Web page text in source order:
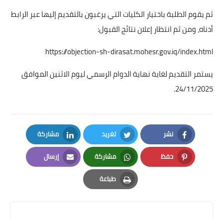
ثم يقوم الطلبة باختيار الكليات التي يرغبون بالتقديم إليها عبر الرابط
أدناه، ومن ثم انتظار إعلان نتائج القبول:
https://objection-sh-dirasat.mohesr.gov.iq/index.html
يستمر التقديم لغاية نهاية الدوام الرسمي ليوم الاثنين الموافق
24/11/2025.
نشر
Facebook
تغريد
Twitter
مشاركة
LinkedIn
حفظ
Pinterest
مشاركة
Whatsapp
إرسال
Email
طباعة
Print